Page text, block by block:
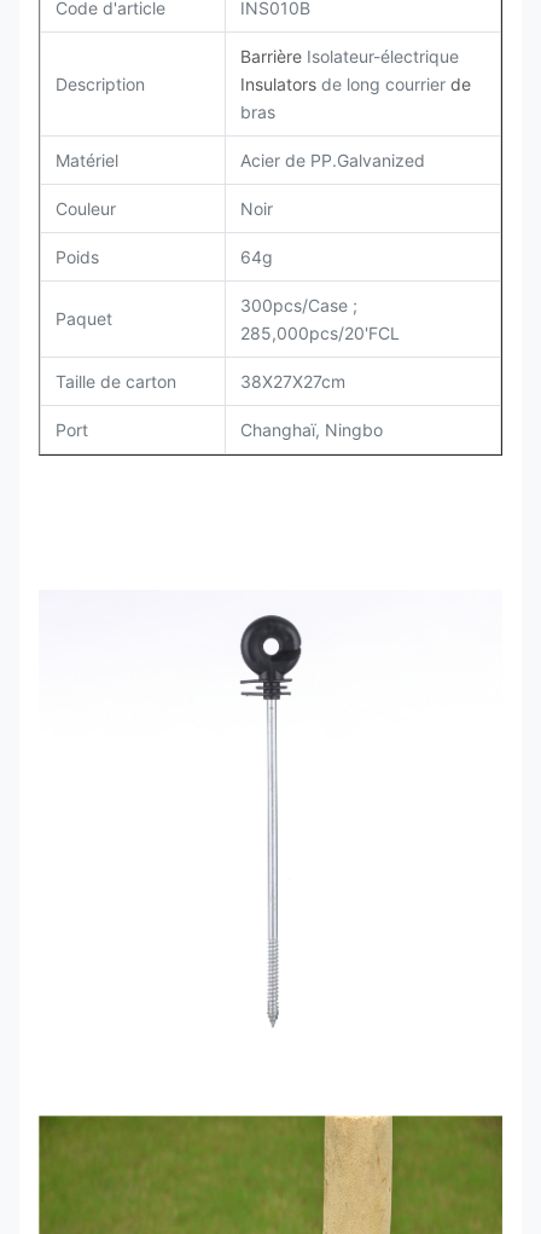
Code d'article INS010B
Description
Barrière Isolateur-électrique
Insulators de long courrier de
bras
Matériel Acier de PP.Galvanized
Couleur Noir
Poids 64g
Paquet
300pcs/Case ;
285,000pcs/20'FCL
Taille de carton 38X27X27cm
Port Changhaï, Ningbo